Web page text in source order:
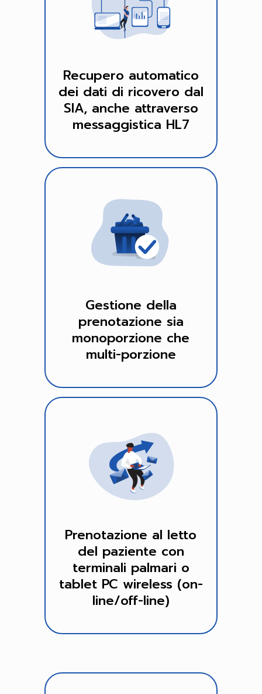
Recupero automatico
dei dati di ricovero dal
SIA, anche attraverso
messaggistica HL7
Gestione della
prenotazione sia
monoporzione che
multi-porzione
Prenotazione al letto
del paziente con
terminali palmari o
tablet PC wireless (on-
line/off-line)